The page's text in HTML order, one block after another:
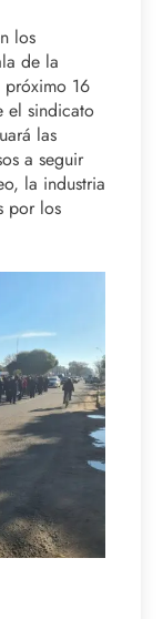
los
de la
próximo 16
el sindicato
las
a seguir
la industria
por los